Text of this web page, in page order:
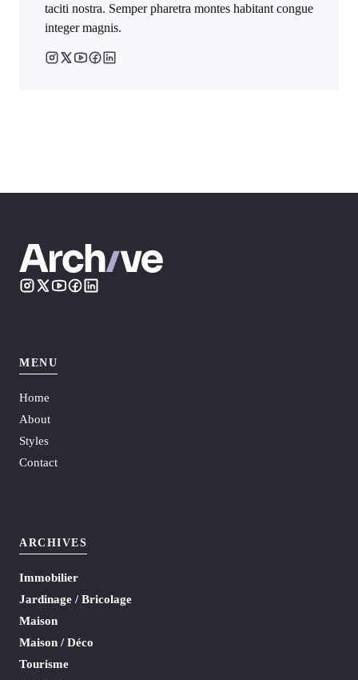
taciti nostra. Semper pharetra montes habitant congue
integer magnis.
MENU
Home
About
Styles
Contact
ARCHIVES
Immobilier
Jardinage / Bricolage
Maison
Maison / Déco
Tourisme